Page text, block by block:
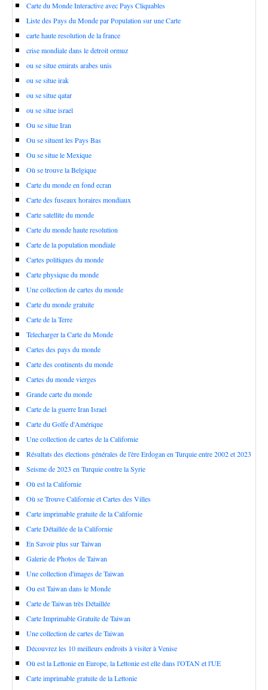
Carte du Monde Interactive avec Pays Cliquables
Liste des Pays du Monde par Population sur une Carte
carte haute resolution de la france
crise mondiale dans le detroit ormuz
ou se situe emirats arabes unis
ou se situe irak
ou se situe qatar
ou se situe israel
Ou se situe Iran
Ou se situent les Pays Bas
Ou se situe le Mexique
Où se trouve la Belgique
Carte du monde en fond ecran
Carte des fuseaux horaires mondiaux
Carte satellite du monde
Carte du monde haute resolution
Carte de la population mondiale
Cartes politiques du monde
Carte physique du monde
Une collection de cartes du monde
Carte du monde gratuite
Carte de la Terre
Telecharger la Carte du Monde
Cartes des pays du monde
Carte des continents du monde
Cartes du monde vierges
Grande carte du monde
Carte de la guerre Iran Israel
Carte du Golfe d'Amérique
Une collection de cartes de la Californie
Résultats des élections générales de l'ère Erdogan en Turquie entre 2002 et 2023
Seisme de 2023 en Turquie contre la Syrie
Où est la Californie
Où se Trouve Californie et Cartes des Villes
Carte imprimable gratuite de la Californie
Carte Détaillée de la Californie
En Savoir plus sur Taiwan
Galerie de Photos de Taiwan
Une collection d'images de Taiwan
Ou est Taiwan dans le Monde
Carte de Taiwan très Détaillée
Carte Imprimable Gratuite de Taiwan
Une collection de cartes de Taiwan
Découvrez les 10 meilleurs endroits à visiter à Venise
Où est la Lettonie en Europe, la Lettonie est elle dans l'OTAN et l'UE
Carte imprimable gratuite de la Lettonie